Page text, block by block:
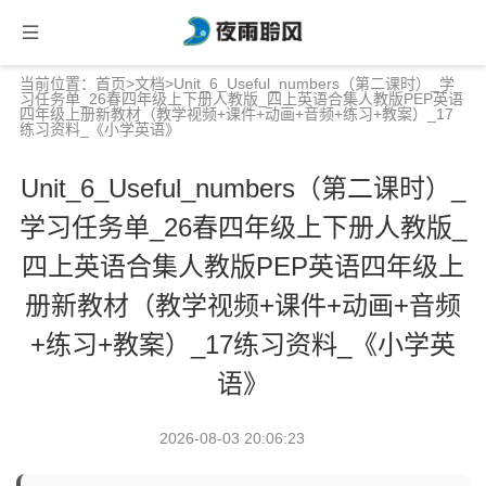
当前位置： 首页>文档>Unit_6_Useful_numbers（第二课时）_学
习任务单_26春四年级上下册人教版_四上英语合集人教版PEP英语
四年级上册新教材（教学视频+课件+动画+音频+练习+教案）_17
练习资料_《小学英语》
Unit_6_Useful_numbers（第二课时）_
学习任务单_26春四年级上下册人教版_
四上英语合集人教版PEP英语四年级上
册新教材（教学视频+课件+动画+音频
+练习+教案）_17练习资料_《小学英
语》
2026-08-03 20:06:23